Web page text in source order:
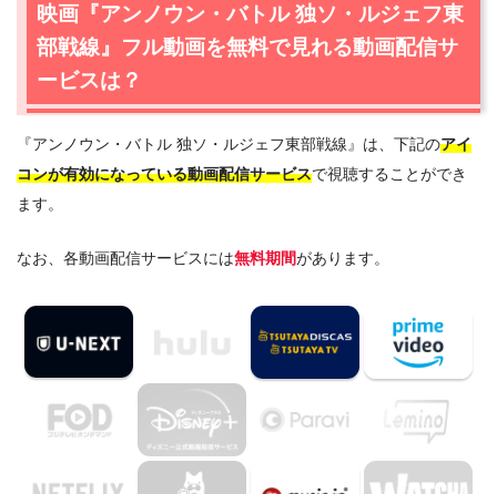
無料視聴はU-NEXTが一番おすすめ
1.2映画『アンノウン・バトル 独ソ・ルジェフ東部戦線』
を動画配信＆宅配レンタルで楽しめるTSUTAYA TVもおす
2.映画『アンノウン・バトル 独ソ・ルジェフ東部戦線』作
品情報
2.2映画『アンノウン・バトル 独ソ・ルジェフ東部戦線』
映画『アンノウン・バトル 独ソ・ルジェフ東部戦線』
制作スタッフ
3.
映画『アンノウン・バトル 独ソ・ルジェフ東部戦線』を
見たい人におすすめの関連作品
『T-34 レジェンド・オブ・ウォー』（2018年）
『1917 命をかけた伝令』（2019年）
映画『アンノウン・バトル 独ソ・ルジェフ東
部戦線』フル動画を無料で見れる動画配信サ
ービスは？
『アンノウン・バトル 独ソ・ルジェフ東部戦線』は、下記のアイ
コンが有効になっている動画配信サービスで視聴することができ
ます。
なお、各動画配信サービスには無料期間があります。